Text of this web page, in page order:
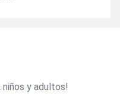
niños y adultos!